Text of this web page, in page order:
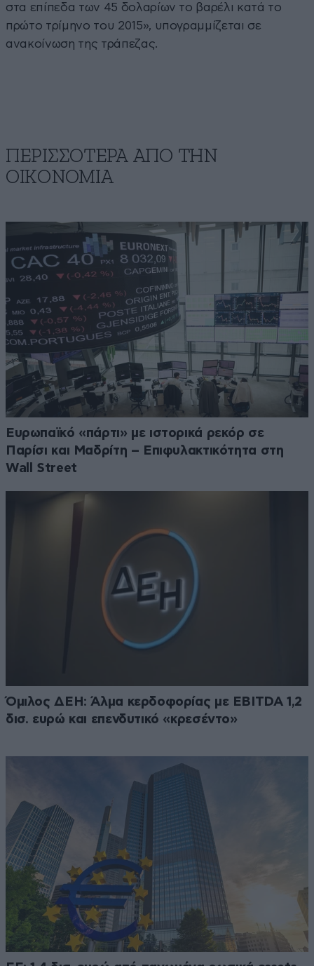
στα επίπεδα των 45 δολαρίων το βαρέλι κατά το
πρώτο τρίμηνο του 2015», υπογραμμίζεται σε
ανακοίνωση της τράπεζας.
ΠΕΡΙΣΣΟΤΕΡΑ ΑΠΟ ΤΗΝ
ΟΙΚΟΝΟΜΙΑ
Ευρωπαϊκό «πάρτι» με ιστορικά ρεκόρ σε
Παρίσι και Μαδρίτη – Επιφυλακτικότητα στη
Wall Street
Όμιλος ΔΕΗ: Άλμα κερδοφορίας με EBITDA 1,2
δισ. ευρώ και επενδυτικό «κρεσέντο»